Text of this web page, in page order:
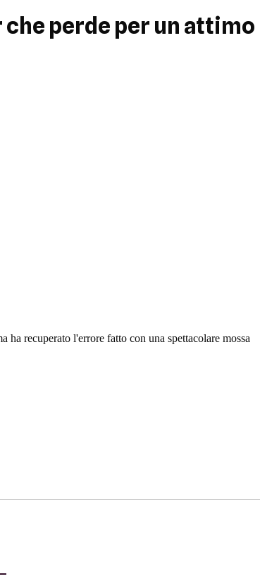
perde per un
recuperato l'errore fatto con una spettacolare mossa